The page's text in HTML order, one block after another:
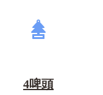
4啤頭